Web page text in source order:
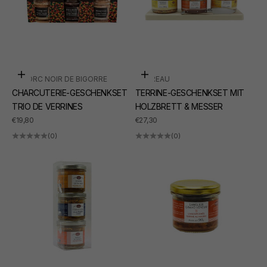
In den Warenkorb
LE PORC NOIR DE BIGORRE
CHARCUTERIE-GESCHENKSET
TRIO DE VERRINES
ANGEBOT
€19,80
(0)
In den Warenkorb
SUDREAU
TERRINE-GESCHENKSET MIT
HOLZBRETT & MESSER
ANGEBOT
€27,30
(0)